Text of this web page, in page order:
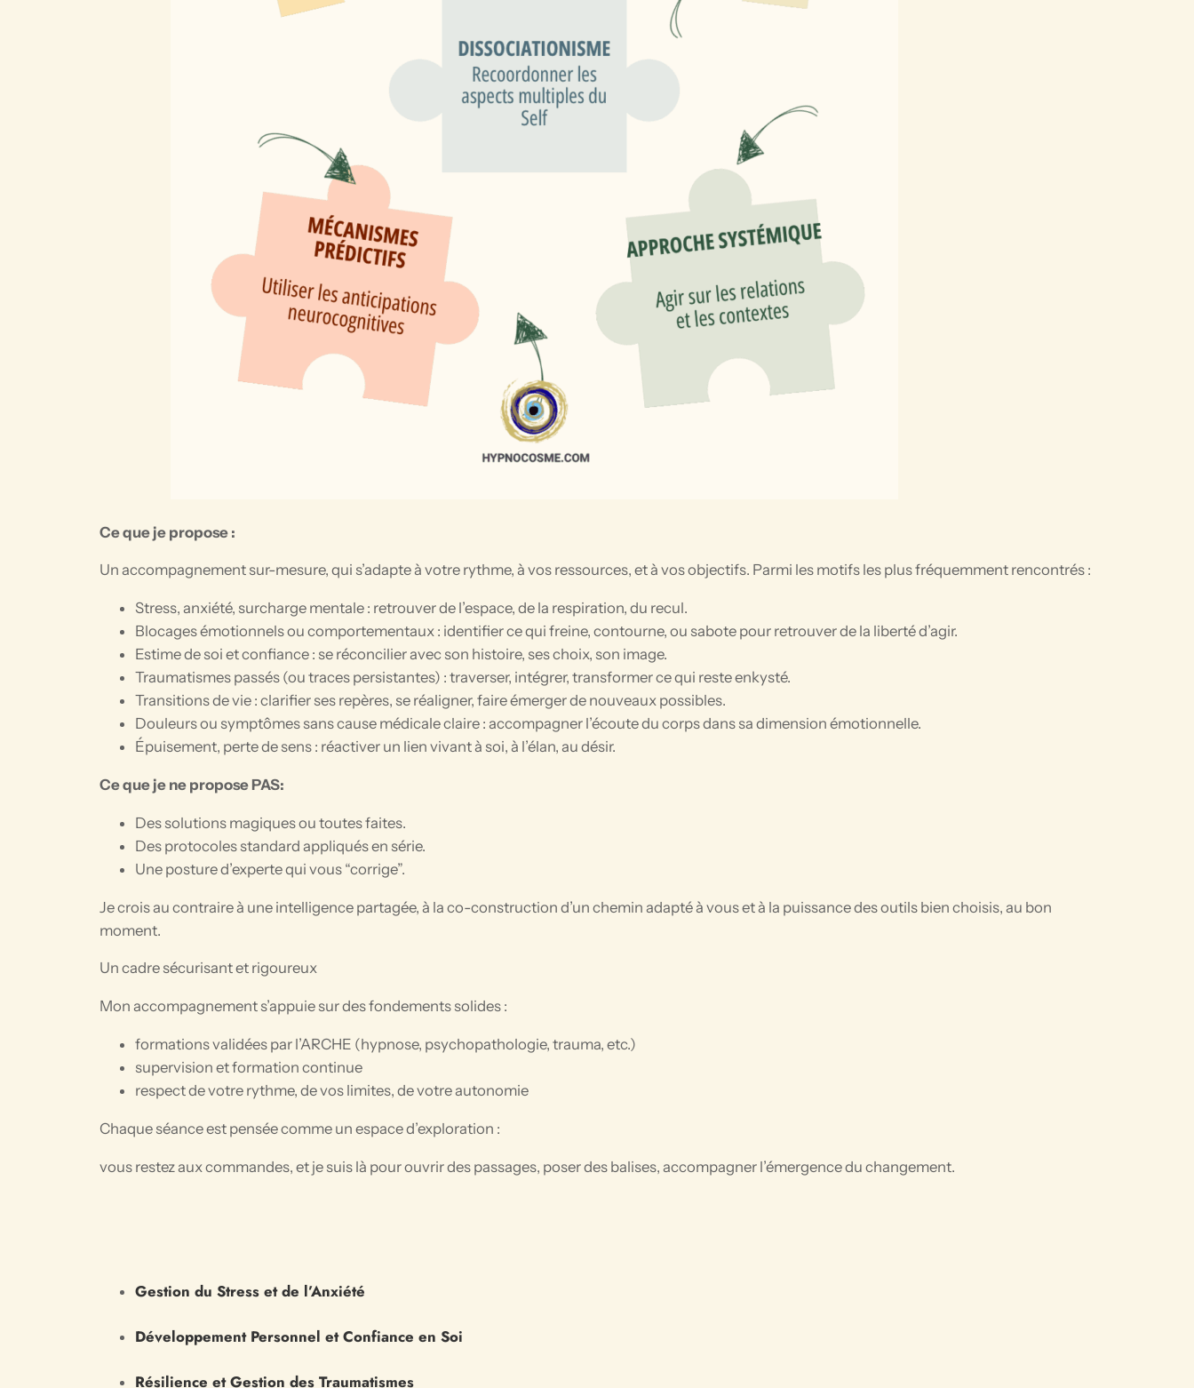
Ce que je propose :
Un accompagnement sur-mesure, qui s’adapte à votre rythme, à vos ressources, et à vos objectifs. Parmi les motifs les plus fréquemment rencontrés :
Stress, anxiété, surcharge mentale : retrouver de l’espace, de la respiration, du recul.
Blocages émotionnels ou comportementaux : identifier ce qui freine, contourne, ou sabote pour retrouver de la liberté d’agir.
Estime de soi et confiance : se réconcilier avec son histoire, ses choix, son image.
Traumatismes passés (ou traces persistantes) : traverser, intégrer, transformer ce qui reste enkysté.
Transitions de vie : clarifier ses repères, se réaligner, faire émerger de nouveaux possibles.
Douleurs ou symptômes sans cause médicale claire : accompagner l’écoute du corps dans sa dimension émotionnelle.
Épuisement, perte de sens : réactiver un lien vivant à soi, à l’élan, au désir.
Ce que je ne propose PAS:
Des solutions magiques ou toutes faites.
Des protocoles standard appliqués en série.
Une posture d’experte qui vous “corrige”.
Je crois au contraire à une intelligence partagée, à la co-construction d’un chemin adapté à vous et à la puissance des outils bien choisis, au bon
moment.
Un cadre sécurisant et rigoureux
Mon accompagnement s’appuie sur des fondements solides :
formations validées par l’ARCHE (hypnose, psychopathologie, trauma, etc.)
supervision et formation continue
respect de votre rythme, de vos limites, de votre autonomie
Chaque séance est pensée comme un espace d’exploration :
vous restez aux commandes, et je suis là pour ouvrir des passages, poser des balises, accompagner l’émergence du changement.
Gestion du Stress et de l’Anxiété
Développement Personnel et Confiance en Soi
Résilience et Gestion des Traumatismes